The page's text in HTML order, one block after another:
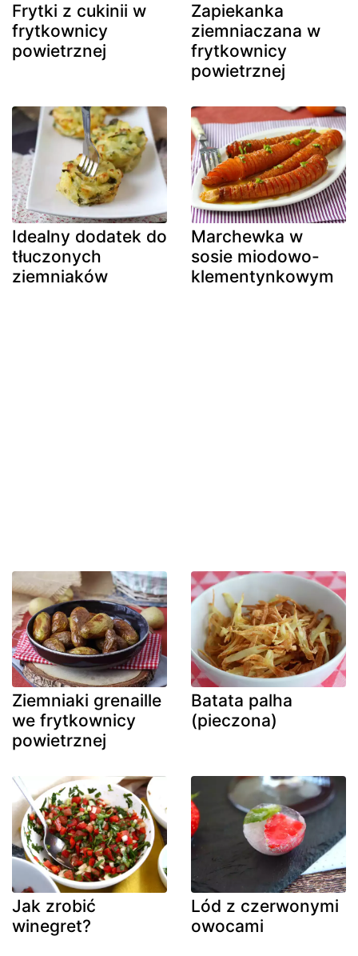
Frytki z cukinii w
frytkownicy
powietrznej
Zapiekanka
ziemniaczana w
frytkownicy
powietrznej
Idealny dodatek do
tłuczonych
ziemniaków
Marchewka w
sosie miodowo-
klementynkowym
Ziemniaki grenaille
we frytkownicy
powietrznej
Batata palha
(pieczona)
Jak zrobić
winegret?
Lód z czerwonymi
owocami